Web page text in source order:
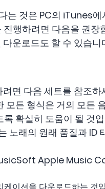
것은 PC의 iTunes에
행하려면 다음을 권장
다운로드도 할 수 있습
면 다음 세트를 참조하
모든 형식은 거의 모든
확실히 도움이 될 것
래의 원래 품질과 ID
Apple Music